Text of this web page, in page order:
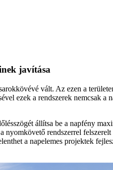
javítása
vált. Az ezen a
ezek a rendszerek nemcsak
állítsa be a napfény
rendszerrel
a napelemes projektek